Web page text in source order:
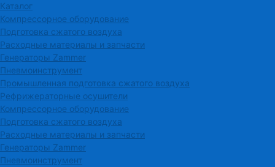
Каталог
Компрессорное оборудование
Подготовка сжатого воздуха
Расходные материалы и запчасти
Генераторы Zammer
Пневмоинструмент
Промышленная подготовка сжатого воздуха
Рефрижераторные осушители
Компрессорное оборудование
Подготовка сжатого воздуха
Расходные материалы и запчасти
Генераторы Zammer
Пневмоинструмент